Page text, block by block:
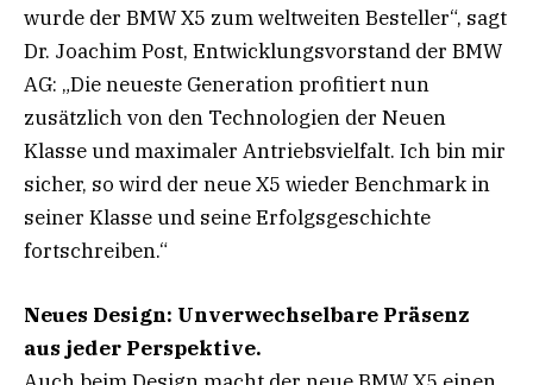
wurde der BMW X5 zum weltweiten Besteller“, sagt
Dr. Joachim Post, Entwicklungsvorstand der BMW
AG: „Die neueste Generation profitiert nun
zusätzlich von den Technologien der Neuen
Klasse und maximaler Antriebsvielfalt. Ich bin mir
sicher, so wird der neue X5 wieder Benchmark in
seiner Klasse und seine Erfolgsgeschichte
fortschreiben.“
Neues Design: Unverwechselbare Präsenz
aus jeder Perspektive.